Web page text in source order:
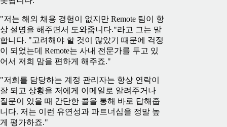
"저는 해외 채용 경험이 없지만 Remote 팀이 항
상 설명을 해주면서 도와줍니다."라고 그는 말
합니다. "고려해야 할 것이 많았기 때문에 걱정
이 되었는데 Remote는 사내 전문가를 두고 있
어서 저희 맘을 편하게 해주죠."
"저희를 담당하는 계정 관리자는 항상 연락이
잘 되고 상황을 저에게 이메일로 알려주거나
질문이 있을 때 간단한 콜을 통해 바로 답해줍
니다. 저는 이런 유연성과 파트너십을 정말 높
게 평가하죠."